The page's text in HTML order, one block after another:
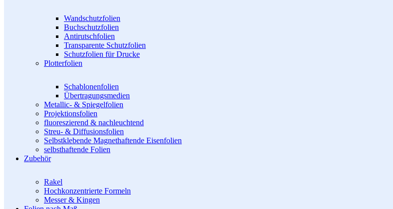
Wandschutzfolien
Buchschutzfolien
Antirutschfolien
Transparente Schutzfolien
Schutzfolien für Drucke
Plotterfolien
Schablonenfolien
Übertragungsmedien
Metallic- & Spiegelfolien
Projektionsfolien
fluoreszierend & nachleuchtend
Streu- & Diffusionsfolien
Selbstklebende Magnethaftende Eisenfolien
selbsthaftende Folien
Zubehör
Rakel
Hochkonzentrierte Formeln
Messer & Kingen